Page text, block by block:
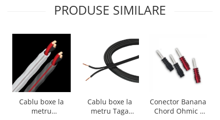
PRODUSE SIMILARE
Cablu boxe la
metru
Cablu boxe la
metru Taga
Conector Banana
Chord Ohmic -